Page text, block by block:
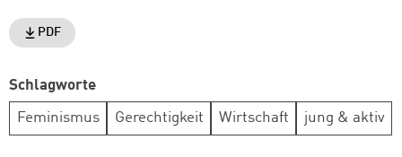
PDF
Schlagworte
Feminismus Gerechtigkeit Wirtschaft jung & aktiv